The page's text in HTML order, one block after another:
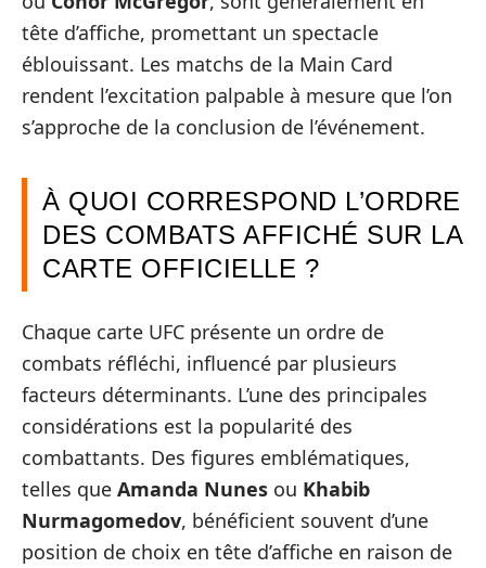
tête d’affiche, promettant un spectacle
éblouissant. Les matchs de la Main Card
rendent l’excitation palpable à mesure que l’on
s’approche de la conclusion de l’événement.
À QUOI CORRESPOND L’ORDRE
DES COMBATS AFFICHÉ SUR LA
CARTE OFFICIELLE ?
Chaque carte UFC présente un ordre de
combats réfléchi, influencé par plusieurs
facteurs déterminants. L’une des principales
considérations est la popularité des
combattants. Des figures emblématiques,
telles que Amanda Nunes ou Khabib
Nurmagomedov, bénéficient souvent d’une
position de choix en tête d’affiche en raison de